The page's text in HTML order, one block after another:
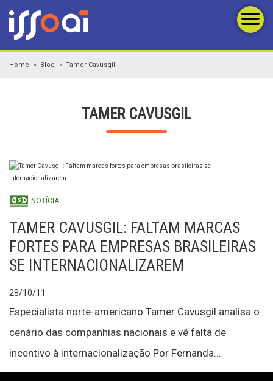
Home Blog Tamer Cavusgil
TAMER CAVUSGIL
NOTÍCIA
TAMER CAVUSGIL: FALTAM MARCAS
FORTES PARA EMPRESAS BRASILEIRAS
SE INTERNACIONALIZAREM
28/10/11
Especialista norte-americano Tamer Cavusgil analisa o
cenário das companhias nacionais e vê falta de
incentivo à internacionalização Por Fernanda...